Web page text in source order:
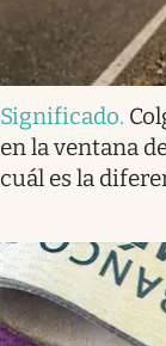
Significado.
en la ventana
cuál es la